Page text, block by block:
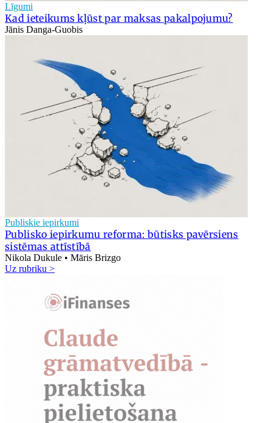
Līgumi
Kad ieteikums kļūst par maksas pakalpojumu?
Jānis Danga-Guobis
Publiskie iepirkumi
Publisko iepirkumu reforma: būtisks pavērsiens
sistēmas attīstībā
Nikola Dukule • Māris Brizgo
Uz rubriku >